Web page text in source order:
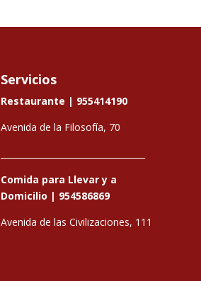
Servicios
Restaurante | 955414190
Avenida de la Filosofía, 70
Comida para Llevar y a
Domicilio | 954586869
Avenida de las Civilizaciones, 111